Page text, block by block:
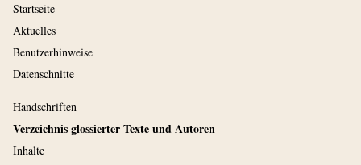
Startseite
Aktuelles
Benutzerhinweise
Datenschnitte
Handschriften
Verzeichnis glossierter Texte und Autoren
Inhalte